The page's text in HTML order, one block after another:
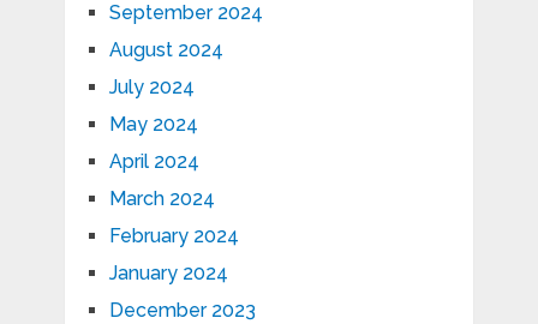
September 2024
August 2024
July 2024
May 2024
April 2024
March 2024
February 2024
January 2024
December 2023